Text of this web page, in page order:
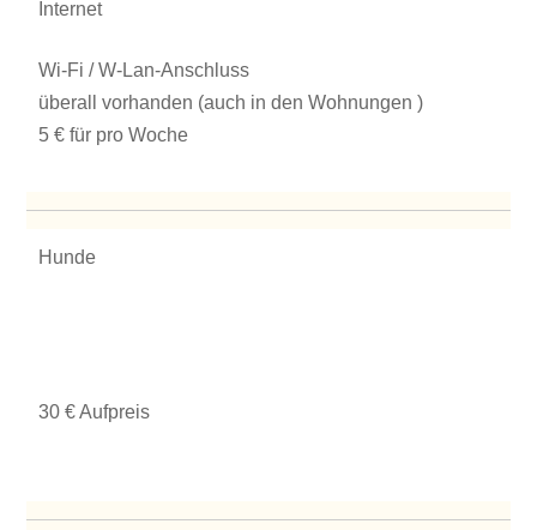
Internet
Wi-Fi / W-Lan-Anschluss
überall vorhanden (auch in den Wohnungen )
5 € für pro Woche
Hunde
30 € Aufpreis